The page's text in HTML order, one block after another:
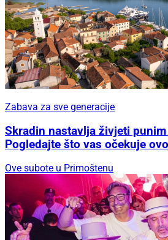
Zabava za sve generacije
Skradin nastavlja živjeti
Pogledajte što vas očekuje
Ove subote u Primoštenu